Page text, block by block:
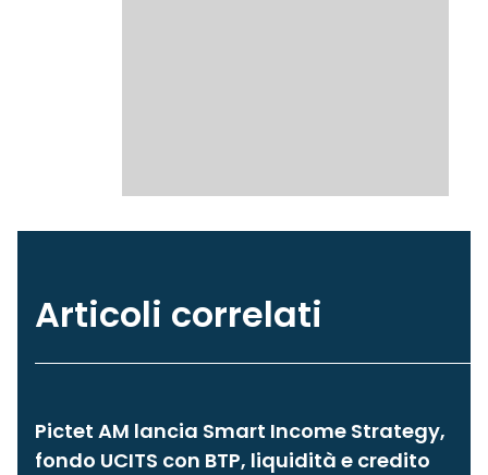
Articoli correlati
Pictet AM lancia Smart Income Strategy,
fondo UCITS con BTP, liquidità e credito